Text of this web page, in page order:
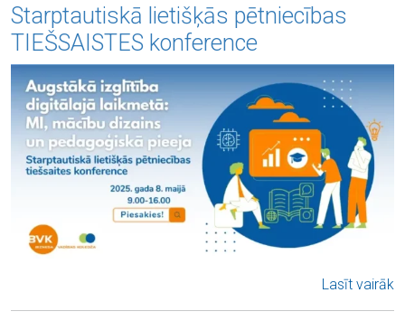
Starptautiskā lietišķās pētniecības
TIEŠSAISTES konference
Lasīt vairāk